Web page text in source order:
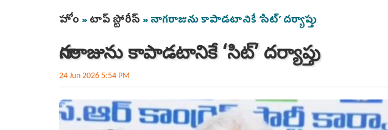
You are here
హోం »టాప్ స్టోరీస్ » నాగరాజును కాపాడటానికే ‘సిట్‌’ దర్యాప్తు
నాగరాజును కాపాడటానికే ‘సిట్‌’ దర్యాప్తు
24 Jun 2026 5:54 PM